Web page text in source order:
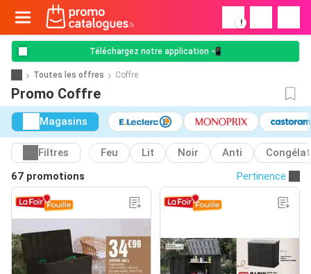
!
Téléchargez notre application 📲
Toutes les offres Coffre
Promo Coffre
Magasins
Filtres Feu Lit Noir Anti
67 promotions
Pertinence